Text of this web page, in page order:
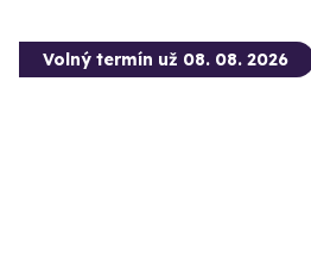
Volný termín už 08. 08. 2026